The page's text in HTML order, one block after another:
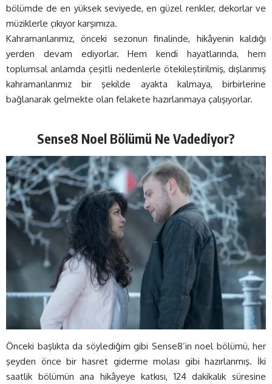
bölümde de en yüksek seviyede, en güzel renkler, dekorlar ve
müziklerle çıkıyor karşımıza.
Kahramanlarımız, önceki sezonun finalinde, hikâyenin kaldığı
yerden devam ediyorlar. Hem kendi hayatlarında, hem
toplumsal anlamda çeşitli nedenlerle ötekileştirilmiş, dışlanmış
kahramanlarımız bir şekilde ayakta kalmaya, birbirlerine
bağlanarak gelmekte olan felakete hazırlanmaya çalışıyorlar.
Sense8 Noel Bölümü Ne Vadediyor?
Önceki başlıkta da söylediğim gibi Sense8’in noel bölümü, her
şeyden önce bir hasret giderme molası gibi hazırlanmış. İki
saatlik bölümün ana hikâyeye katkısı, 124 dakikalık süresine